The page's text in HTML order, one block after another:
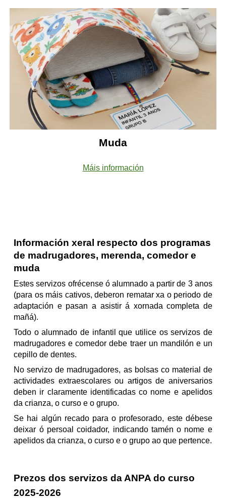
Muda
Máis información
Información xeral respecto dos programas
de madrugadores, merenda, comedor e
muda
Estes servizos ofrécense ó alumnado a partir de 3 anos
(para os máis cativos, deberon rematar xa o periodo de
adaptación e pasan a asistir á xornada completa de
mañá).
Todo o alumnado de infantil que utilice os servizos de
madrugadores e comedor debe traer un mandilón e un
cepillo de dentes.
No servizo de madrugadores, as bolsas co material de
actividades extraescolares ou artigos de aniversarios
deben ir claramente identificadas co nome e apelidos
da crianza, o curso e o grupo.
Se hai algún recado para o profesorado, este débese
deixar ó persoal coidador, indicando tamén o nome e
apelidos da crianza, o curso e o grupo ao que pertence.
Prezos dos servizos da ANPA do curso
2025-2026